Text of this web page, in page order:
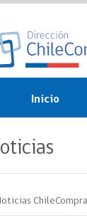
Inicio
ChileCompra